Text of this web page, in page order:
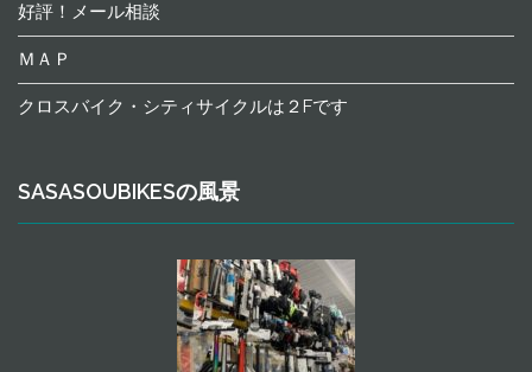
好評！メール相談
ＭＡＰ
クロスバイク・シティサイクルは２Fです
SASASOUBIKESの風景